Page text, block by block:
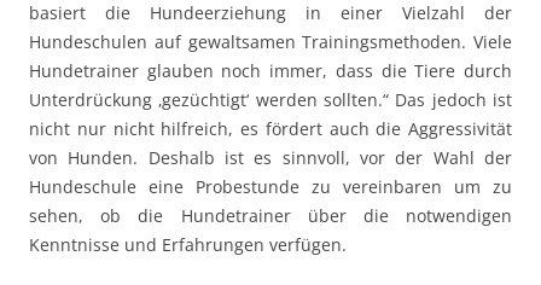
basiert die Hundeerziehung in einer Vielzahl der
Hundeschulen auf gewaltsamen Trainingsmethoden. Viele
Hundetrainer glauben noch immer, dass die Tiere durch
Unterdrückung ‚gezüchtigt‘ werden sollten.“ Das jedoch ist
nicht nur nicht hilfreich, es fördert auch die Aggressivität
von Hunden. Deshalb ist es sinnvoll, vor der Wahl der
Hundeschule eine Probestunde zu vereinbaren um zu
sehen, ob die Hundetrainer über die notwendigen
Kenntnisse und Erfahrungen verfügen.